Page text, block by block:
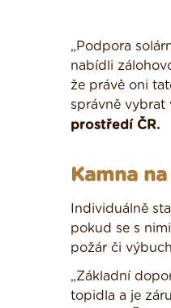
„Podpora
nabídli
že právě oni
správně vybrat
prostředí ČR.
Kamna
Individuálně
pokud se s
požár či
„Základní
topidla a je